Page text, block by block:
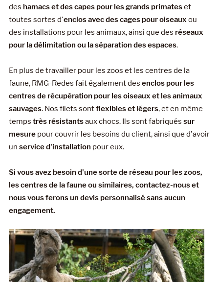
des hamacs et des capes pour les grands primateset
toutes sortes d'enclos avec des cages pour oiseauxou
des installations pour les animaux, ainsi que des réseaux
pour la délimitation ou la séparation des espaces.
En plus de travailler pour les zoos et les centres de la
faune, RMG-Redes fait également des enclos pour les
centres de récupération pour les oiseaux et les animaux
sauvages. Nos filets sontflexibles et légers, et en même
temps très résistantsaux chocs. Ils sont fabriqués sur
mesurepour couvrir les besoins du client, ainsi que d'avoir
un service d'installation pour eux.
Si vous avez besoin d'une sorte de réseau pour les zoos,
les centres de la faune ou similaires, contactez-nous et
nous vous ferons un devis personnalisé sans aucun
engagement.